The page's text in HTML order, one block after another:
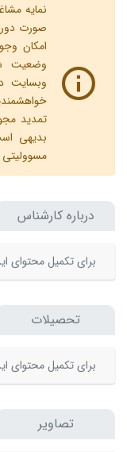
نمایه
صورت
امکان
وضعیت
وبسایت
تمدید
بدیهی
مسوولیتی
درباره کارشناس
برای تکمیل محتوای
تحصیلات
برای تکمیل محتوای
تصاویر